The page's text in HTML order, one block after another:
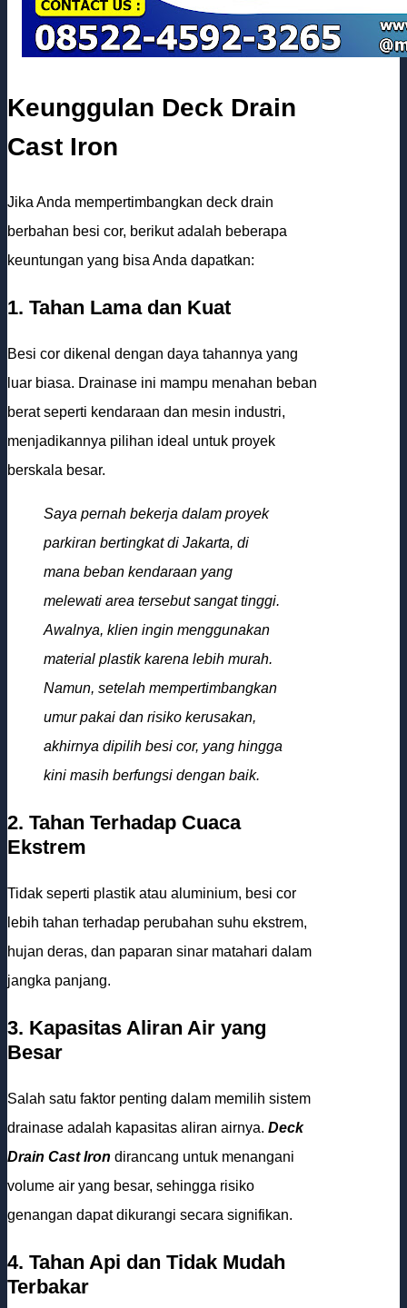
Keunggulan Deck Drain
Cast Iron
Jika Anda mempertimbangkan deck drain
berbahan besi cor, berikut adalah beberapa
keuntungan yang bisa Anda dapatkan:
1. Tahan Lama dan Kuat
Besi cor dikenal dengan daya tahannya yang
luar biasa. Drainase ini mampu menahan beban
berat seperti kendaraan dan mesin industri,
menjadikannya pilihan ideal untuk proyek
berskala besar.
Saya pernah bekerja dalam proyek
parkiran bertingkat di Jakarta, di
mana beban kendaraan yang
melewati area tersebut sangat tinggi.
Awalnya, klien ingin menggunakan
material plastik karena lebih murah.
Namun, setelah mempertimbangkan
umur pakai dan risiko kerusakan,
akhirnya dipilih besi cor, yang hingga
kini masih berfungsi dengan baik.
2. Tahan Terhadap Cuaca
Ekstrem
Tidak seperti plastik atau aluminium, besi cor
lebih tahan terhadap perubahan suhu ekstrem,
hujan deras, dan paparan sinar matahari dalam
jangka panjang.
3. Kapasitas Aliran Air yang
Besar
Salah satu faktor penting dalam memilih sistem
drainase adalah kapasitas aliran airnya. Deck
Drain Cast Iron dirancang untuk menangani
volume air yang besar, sehingga risiko
genangan dapat dikurangi secara signifikan.
4. Tahan Api dan Tidak Mudah
Terbakar